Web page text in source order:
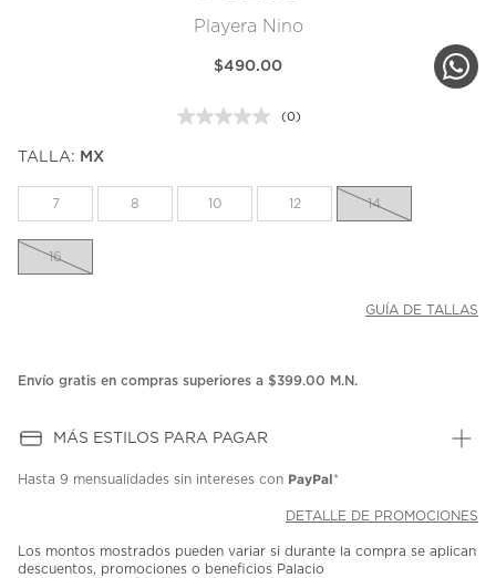
Playera Nino
$490.00
Sin
la
misma
(0)
TALLA: MX
7 8 10 12 14
16
GUÍA DE TALLAS
Envío gratis en compras superiores a $399.00 M.N.
MÁS ESTILOS PARA PAGAR
Hasta 9 mensualidades sin intereses con PayPal*
DETALLE DE PROMOCIONES
Los montos mostrados pueden variar si durante la compra se aplican
descuentos, promociones o beneficios Palacio